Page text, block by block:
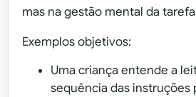
mas na gestão mental da
Exemplos objetivos:
Uma criança entende a
sequência das instruções